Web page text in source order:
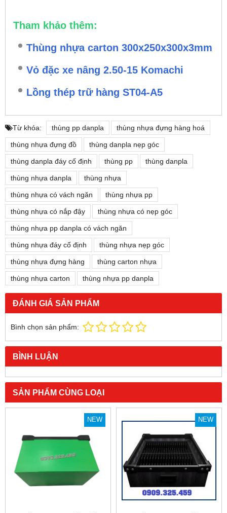
Tham khảo thêm:
Thùng nhựa carton 300x250x300x3mm
Vỏ đặc xe nâng 2.50-15 Komachi
Lồng thép trữ hàng ST04-A5
Từ khóa: thùng pp danpla thùng nhựa đựng hàng hoá
thùng nhựa đựng đồ thùng danpla nẹp góc
thùng danpla đáy cố định thùng pp thùng danpla
thùng nhựa danpla thùng nhựa
thùng nhựa có vách ngăn thùng nhựa pp
thùng nhựa có nắp đậy thùng nhựa có nẹp góc
thùng nhựa pp danpla có vách ngăn
thùng nhựa đáy cố định thùng nhựa nẹp góc
thùng nhựa đựng hàng thùng carton nhựa
thùng nhựa carton thùng nhựa pp danpla
ĐÁNH GIÁ SẢN PHẨM
Bình chọn sản phẩm:
BÌNH LUẬN
SẢN PHẨM CÙNG LOẠI
NEW NEW